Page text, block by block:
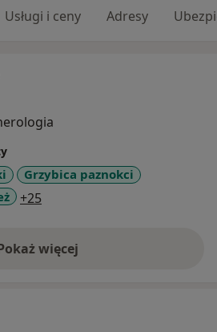
Usługi i ceny Adresy
Grzybica paznokci
+25
więcej
o doświadczeniu